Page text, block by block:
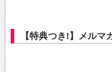
【特典つき!】メルマ